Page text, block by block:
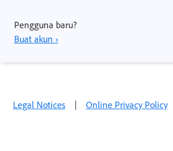
Pengguna baru?
Buat akun ›
Legal Notices | Online Privacy Policy